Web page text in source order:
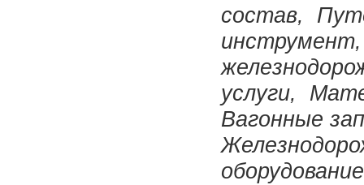
состав,
услуги,
Вагонные
оборудование